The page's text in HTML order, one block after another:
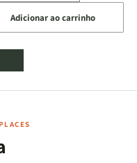
quantidade
a
quantidade
de
|
Adicionar ao carrinho